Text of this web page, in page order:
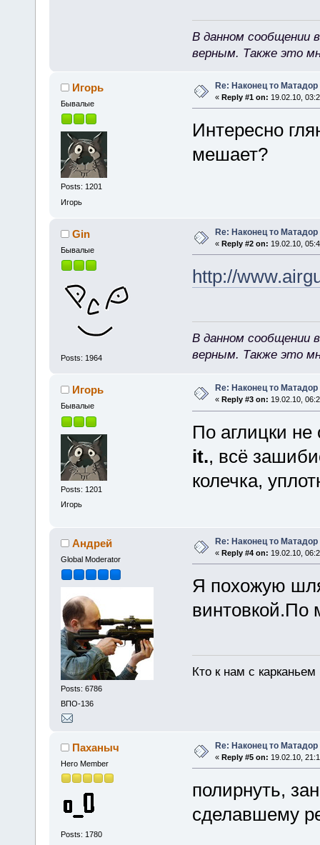
В данном сообщении
верным. Также это
Игорь
Бывалые
Posts: 1201
Игорь
Re: Наконец то
« Reply #1 on: 19.02.10,
Интересно
мешает?
Gin
Бывалые
Posts: 1964
Re: Наконец то
« Reply #2 on: 19.02.10,
http://
В данном сообщении
верным. Также это
Игорь
Бывалые
Posts: 1201
Игорь
Re: Наконец то
« Reply #3 on: 19.02.10,
По аглицки
it., всё
колечка,
Андрей
Global Moderator
Posts: 6786
ВПО-136
Re: Наконец то
« Reply #4 on: 19.02.10,
Я похожую
винтовкой.По
Кто к нам с
Паханыч
Hero Member
Posts: 1780
Re: Наконец то
« Reply #5 on: 19.02.10,
полирнуть,
сделавшему